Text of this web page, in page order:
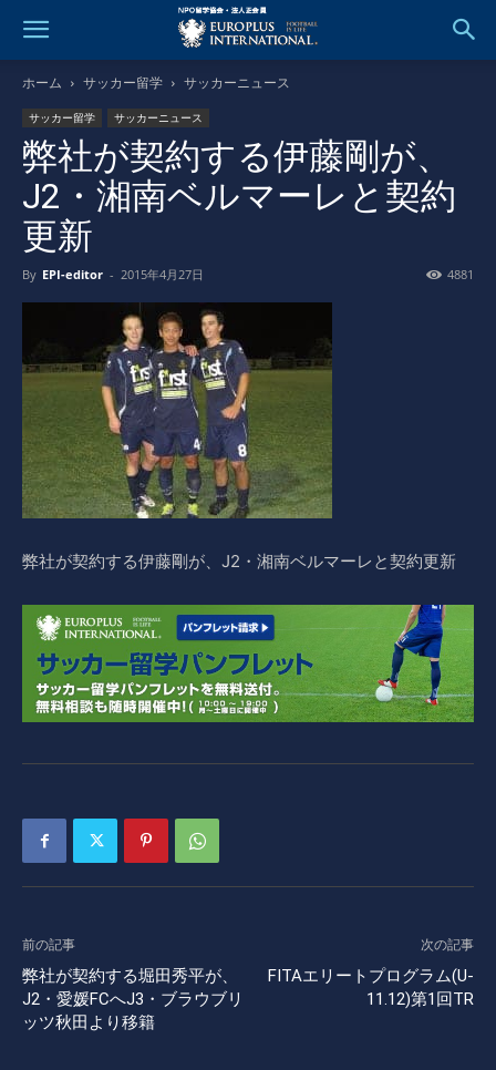
ホーム サッカー留学 サッカーニュース
サッカー留学 サッカーニュース
弊社が契約する伊藤剛が、
J2・湘南ベルマーレと契約
更新
By EPI-editor - 2015年4月27日 4881
弊社が契約する伊藤剛が、J2・湘南ベルマーレと契約更新
前の記事
弊社が契約する堀田秀平が、
J2・愛媛FCへJ3・ブラウブリ
ッツ秋田より移籍
次の記事
FITAエリートプログラム(U-
11.12)第1回TR